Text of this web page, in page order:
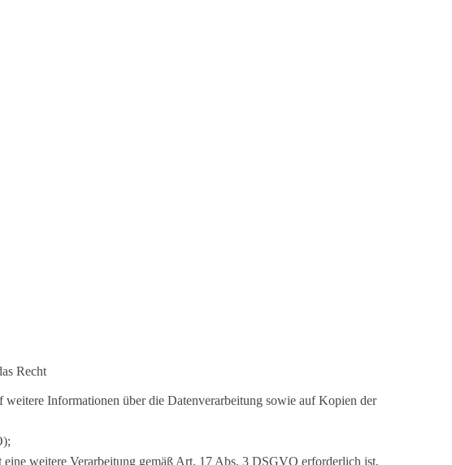
Recht
Informationen über die Datenverarbeitung sowie auf Kopien der
weitere Verarbeitung gemäß Art. 17 Abs. 3 DSGVO erforderlich ist,